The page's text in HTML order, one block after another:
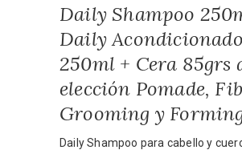
Daily Shampoo
Daily
250ml + Cera 85grs
elección Pomade,
Grooming y
Daily Shampoo para cabello y